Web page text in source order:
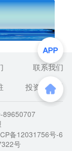
联系我们
投资者关系
89650707
备12031756号-6
号